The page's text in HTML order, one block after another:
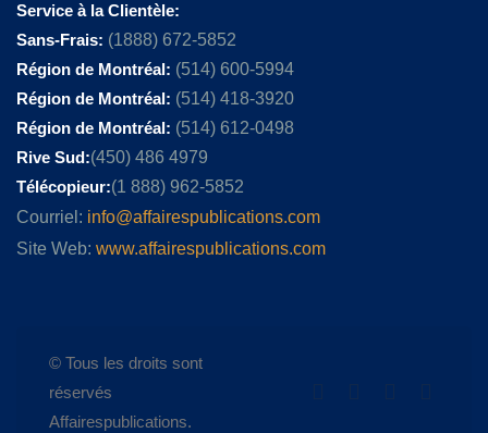
Service à la Clientèle:
Sans-Frais: (1888) 672-5852
Région de Montréal: (514) 600-5994
Région de Montréal: (514) 418-3920
Région de Montréal: (514) 612-0498
Rive Sud:(450) 486 4979
Télécopieur:(1 888) 962-5852
Courriel: info@affairespublications.com
Site Web: www.affairespublications.com
© Tous les droits sont
réservés
Affairespublications.